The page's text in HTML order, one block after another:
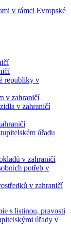
v rámci Evropské
republiky v
v zahraničí
v zahraničí
úřadu
v zahraničí
potřeb v
v zahraničí
s listinou, pravosti
úřady v